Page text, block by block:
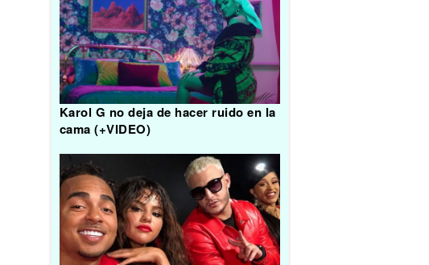
Karol G no deja de hacer ruido en la
cama (+VIDEO)